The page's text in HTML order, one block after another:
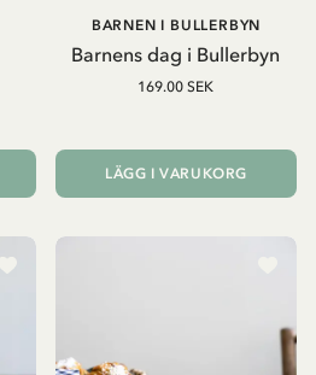
Barnens dag i Bullerbyn
BARNEN I BULLERBYN
169.00 SEK
LÄGG I VARUKORG